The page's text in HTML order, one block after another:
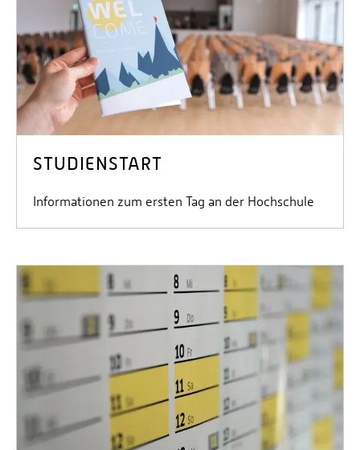
STUDIENSTART
Informationen zum ersten Tag an der Hochschule